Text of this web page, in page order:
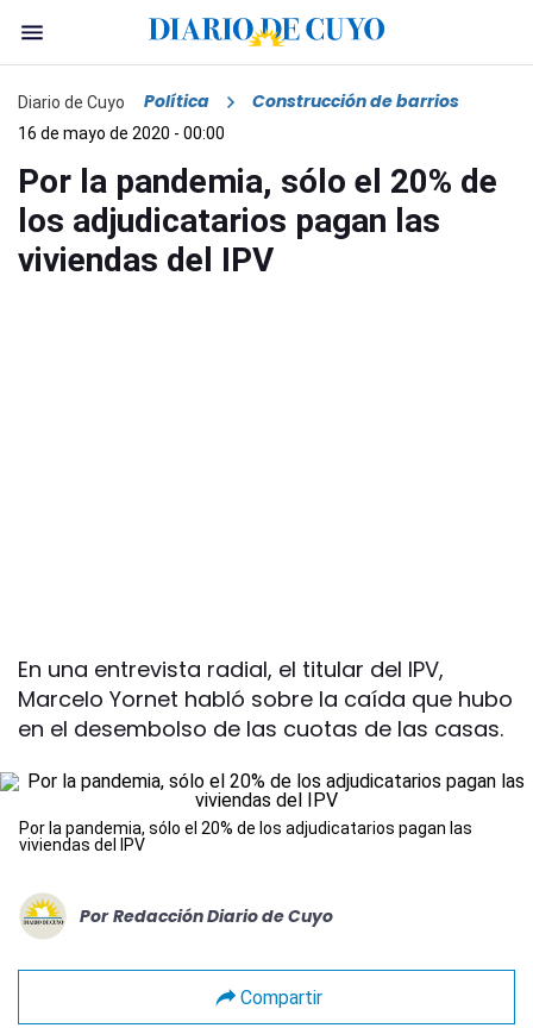
Diario de Cuyo Política Construcción de barrios
16 de mayo de 2020 - 00:00
Por la pandemia, sólo el 20% de
los adjudicatarios pagan las
viviendas del IPV
En una entrevista radial, el titular del IPV,
Marcelo Yornet habló sobre la caída que hubo
en el desembolso de las cuotas de las casas.
Por la pandemia, sólo el 20% de los adjudicatarios pagan las
viviendas del IPV
Por Redacción Diario de Cuyo
Compartir